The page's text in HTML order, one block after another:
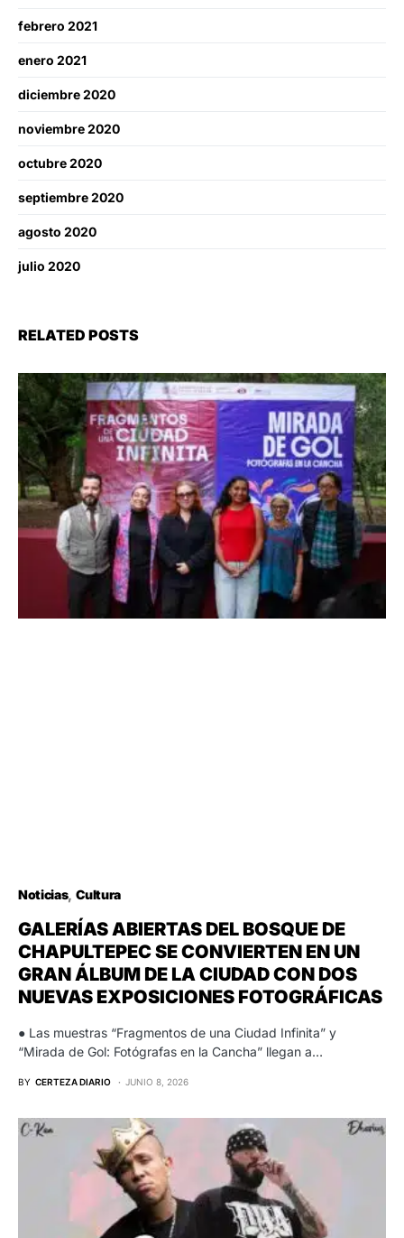
febrero 2021
enero 2021
diciembre 2020
noviembre 2020
octubre 2020
septiembre 2020
agosto 2020
julio 2020
RELATED POSTS
Noticias Cultura
GALERÍAS ABIERTAS DEL BOSQUE DE
CHAPULTEPEC SE CONVIERTEN EN UN
GRAN ÁLBUM DE LA CIUDAD CON DOS
NUEVAS EXPOSICIONES FOTOGRÁFICAS
● Las muestras “Fragmentos de una Ciudad Infinita” y
“Mirada de Gol: Fotógrafas en la Cancha” llegan a…
BY CERTEZA DIARIO JUNIO 8, 2026